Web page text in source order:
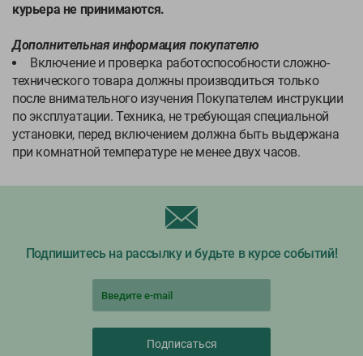
курьера не принимаются.
Дополнительная информация покупателю
Включение и проверка работоспособности сложно-
технического товара должны производиться только
после внимательного изучения Покупателем инструкции
по эксплуатации. Техника, не требующая специальной
установки, перед включением должна быть выдержана
при комнатной температуре не менее двух часов.
Подпишитесь на рассылку и будьте в курсе событий!
Подписаться